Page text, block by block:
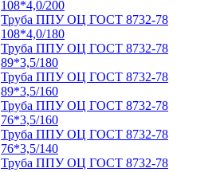
108*4,0/200
Труба ППУ ОЦ ГОСТ 8732-78
108*4,0/180
Труба ППУ ОЦ ГОСТ 8732-78
89*3,5/180
Труба ППУ ОЦ ГОСТ 8732-78
89*3,5/160
Труба ППУ ОЦ ГОСТ 8732-78
76*3,5/160
Труба ППУ ОЦ ГОСТ 8732-78
76*3,5/140
Труба ППУ ОЦ ГОСТ 8732-78